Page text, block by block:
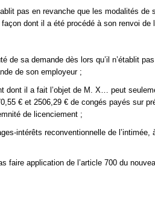
pas en revanche que les modalités de
dont il a été procédé à son renvoi de
de sa demande dès lors qu’il n’établit
de son employeur ;
dont il a fait l’objet de M. X… peut
€ et 2506,29 € de congés payés sur
de licenciement ;
intérêts reconventionnelle de l’intimée,
faire application de l’article 700 du